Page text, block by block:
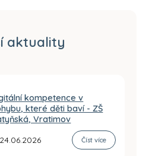
aktuality
kompetence v
které děti baví - ZŠ
Vratimov
24.06.2026
Číst více